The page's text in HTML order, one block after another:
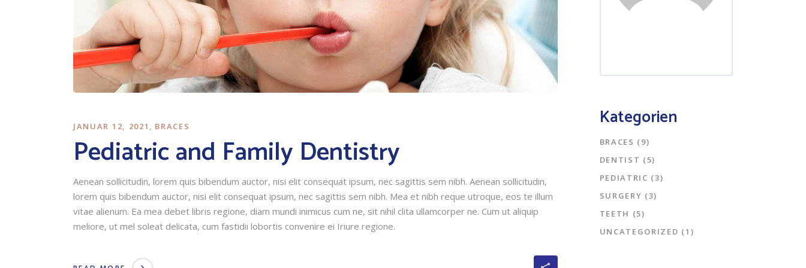
JANUAR 12, 2021 BRACES
Pediatric and Family Dentistry
Aenean sollicitudin, lorem quis bibendum auctor, nisi elit consequat ipsum, nec sagittis sem nibh. Aenean sollicitudin,
lorem quis bibendum auctor, nisi elit consequat ipsum, nec sagittis sem nibh. Mea et nibh reque utroque, eos te illum
vitae alienum. Ea mea debet libris regione, diam mundi inimicus cum ne, sit nihil clita ullamcorper ne. Cum ut aliquip
meliore, ut mel soleat delicata, cum fastidii lobortis convenire ei Iriure regione.
Kategorien
BRACES (9)
DENTIST (5)
PEDIATRIC (3)
SURGERY (3)
TEETH (5)
UNCATEGORIZED (1)